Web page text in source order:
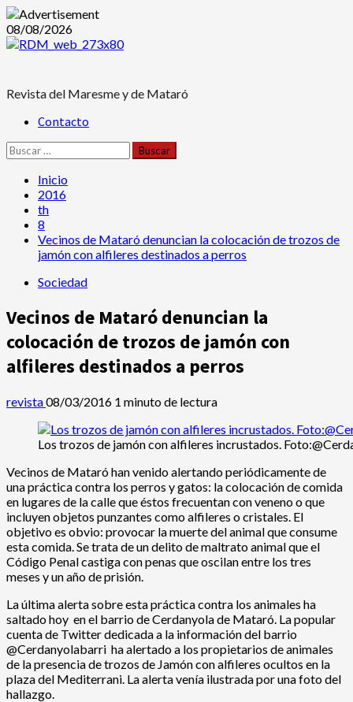
Saltar
al
08/08/2026
Revista del Maresme y de Mataró
Menú Contacto
Buscar:
Inicio
2016
th
8
Vecinos de Mataró denuncian la colocación de trozos de
jamón con alfileres destinados a perros
Sociedad
Vecinos de Mataró denuncian la
colocación de trozos de jamón con
alfileres destinados a perros
revista08/03/2016 1 minuto de lectura
Los trozos de jamón con
Vecinos de Mataró han venido alertando periódicamente de
una práctica contra los perros y gatos: la colocación de comida
en lugares de la calle que éstos frecuentan con veneno o que
incluyen objetos punzantes como alfileres o cristales. El
objetivo es obvio: provocar la muerte del animal que consume
esta comida. Se trata de un delito de maltrato animal que el
Código Penal castiga con penas que oscilan entre los tres
meses y un año de prisión.
La última alerta sobre esta práctica contra los animales ha
saltado hoy en el barrio de Cerdanyola de Mataró. La popular
cuenta de Twitter dedicada a la información del barrio
de la presencia de trozos de Jamón con alfileres ocultos en la
plaza del Mediterrani. La alerta venía ilustrada por una foto del
hallazgo.